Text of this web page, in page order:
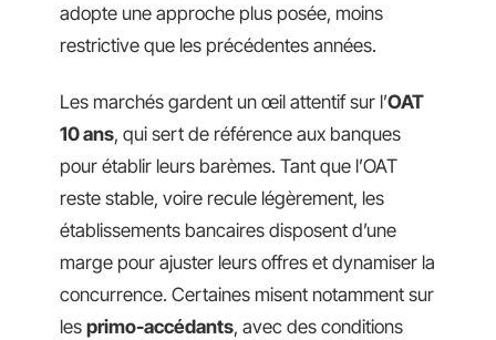
adopte une approche plus posée, moins
restrictive que les précédentes années.
Les marchés gardent un œil attentif sur l’OAT
10 ans, qui sert de référence aux banques
pour établir leurs barèmes. Tant que l’OAT
reste stable, voire recule légèrement, les
établissements bancaires disposent d’une
marge pour ajuster leurs offres et dynamiser la
concurrence. Certaines misent notamment sur
les primo-accédants, avec des conditions